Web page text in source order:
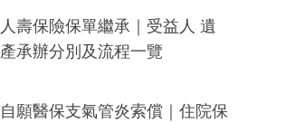
人壽保險保單繼承｜受益人 遺
產承辦分別及流程一覽
自願醫保支氣管炎索償｜住院保